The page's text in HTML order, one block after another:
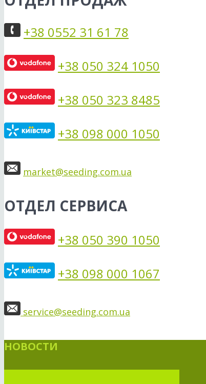
+38 0552 31 61 78
+38 050 324 1050
+38 050 323 8485
+38 098 000 1050
market@seeding.com.ua
ОТДЕЛ СЕРВИСА
+38 050 390 1050
+38 098 000 1067
service@seeding.com.ua
НОВОСТИ